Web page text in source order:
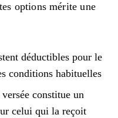
options mérite une
déductibles pour le
conditions habituelles
constitue un
celui qui la reçoit